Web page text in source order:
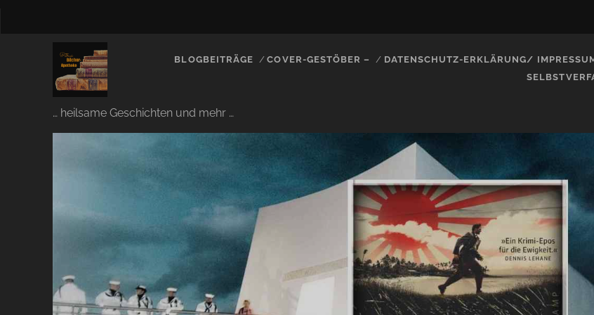
… heilsame Geschichten und mehr …
BLOGBEITRÄGE COVER-GESTÖBER – DATENSCHUTZ-ERKLÄRUNG/